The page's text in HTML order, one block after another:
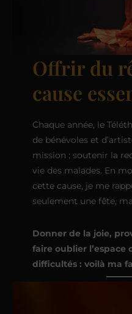
Offrir du
cause
Chaque année, le
de bénévoles et
mission : soutenir la
vie des malades. En
cette cause, je me
seulement une fête,
Donner de la joie,
faire oublier l’espace
difficultés : voilà ma